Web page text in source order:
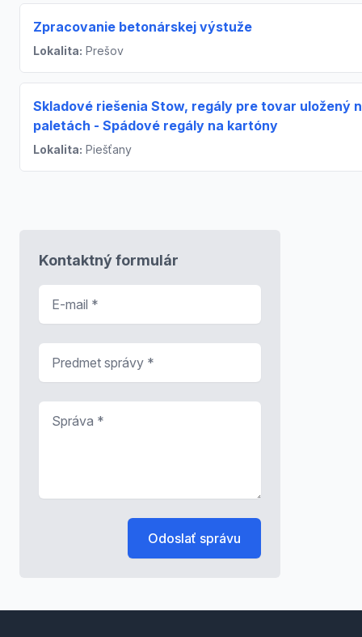
Zpracovanie betonárskej výstuže
Lokalita: Prešov
Skladové riešenia Stow, regály pre tovar uložený
paletách - Spádové regály na kartóny
Lokalita: Piešťany
Kontaktný formulár
Odoslať správu